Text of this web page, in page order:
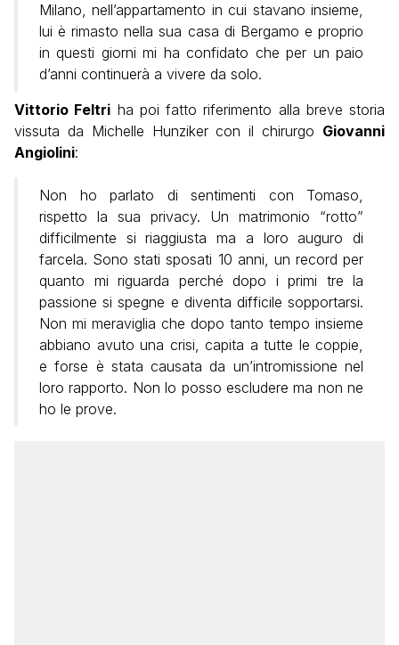
Milano, nell’appartamento in cui stavano insieme,
lui è rimasto nella sua casa di Bergamo e proprio
in questi giorni mi ha confidato che per un paio
d’anni continuerà a vivere da solo.
Vittorio Feltri ha poi fatto riferimento alla breve storia
vissuta da Michelle Hunziker con il chirurgo Giovanni
Angiolini:
Non ho parlato di sentimenti con Tomaso,
rispetto la sua privacy. Un matrimonio “rotto”
difficilmente si riaggiusta ma a loro auguro di
farcela. Sono stati sposati 10 anni, un record per
quanto mi riguarda perché dopo i primi tre la
passione si spegne e diventa difficile sopportarsi.
Non mi meraviglia che dopo tanto tempo insieme
abbiano avuto una crisi, capita a tutte le coppie,
e forse è stata causata da un’intromissione nel
loro rapporto. Non lo posso escludere ma non ne
ho le prove.